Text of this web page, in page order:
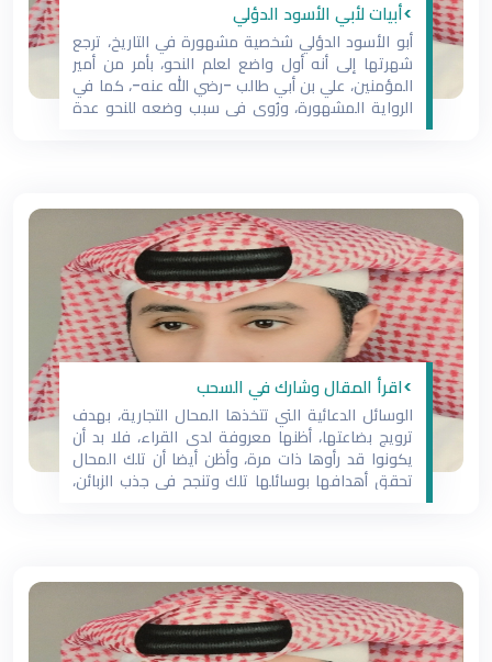
>أبيات لأبي الأسود الدؤلي
أبو الأسود الدؤلي شخصية مشهورة في التاريخ، ترجع
شهرتها إلى أنه أول واضع لعلم النحو، بأمر من أمير
المؤمنين، علي بن أبي طالب -رضي الله عنه-، كما في
الرواية المشهورة، ورُوي في سبب وضعه للنحو عدة
>اقرأ المقال وشارك في السحب
الوسائل الدعائية التي تتخذها المحال التجارية، بهدف
ترويج بضاعتها، أظنها معروفة لدى القراء، فلا بد أن
يكونوا قد رأوها ذات مرة، وأظن أيضا أن تلك المحال
تحقق أهدافها بوسائلها تلك وتنجح في جذب الزبائن،